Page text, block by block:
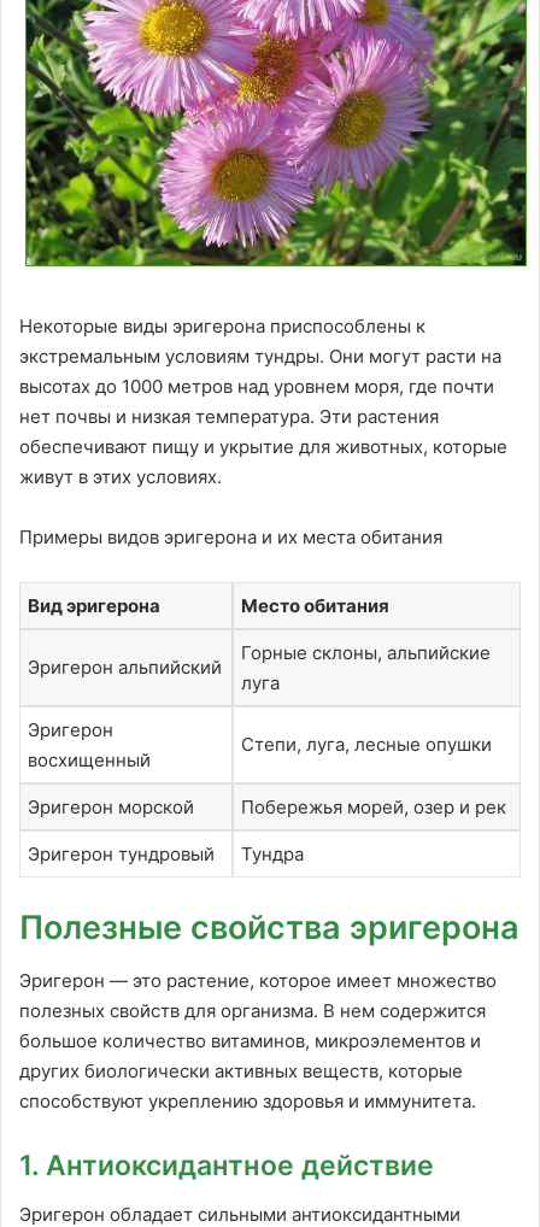
Некоторые виды эригерона приспособлены к
экстремальным условиям тундры. Они могут расти на
высотах до 1000 метров над уровнем моря, где почти
нет почвы и низкая температура. Эти растения
обеспечивают пищу и укрытие для животных, которые
живут в этих условиях.
Примеры видов эригерона и их места обитания
Вид эригерона Место обитания
Эригерон альпийский
Горные склоны, альпийские
луга
Эригерон
восхищенный
Степи, луга, лесные опушки
Эригерон морской Побережья морей, озер и рек
Эригерон тундровый Тундра
Полезные свойства эригерона
Эригерон — это растение, которое имеет множество
полезных свойств для организма. В нем содержится
большое количество витаминов, микроэлементов и
других биологически активных веществ, которые
способствуют укреплению здоровья и иммунитета.
1. Антиоксидантное действие
Эригерон обладает сильными антиоксидантными